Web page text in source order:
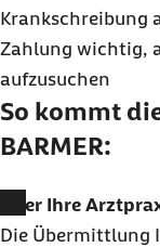
Krankschreibung
Zahlung wichtig,
aufzusuchen
So kommt
BARMER:
Über Ihre
Die Übermittlung